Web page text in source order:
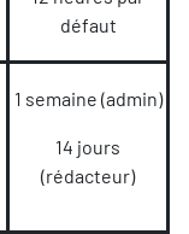
défaut
1 semaine (admin)
14 jours
(rédacteur)